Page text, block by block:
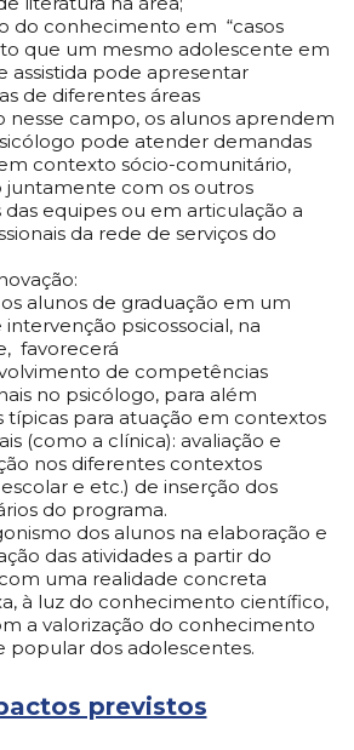
do conhecimento em “casos
que um mesmo adolescente em
assistida pode apresentar
de diferentes áreas
nesse campo, os alunos aprendem
pode atender demandas
contexto sócio-comunitário,
juntamente com os outros
das equipes ou em articulação a
da rede de serviços do
alunos de graduação em um
psicossocial, na
favorecerá
de competências
no psicólogo, para além
típicas para atuação em contextos
(como a clínica): avaliação e
nos diferentes contextos
e etc.) de inserção dos
do programa.
dos alunos na elaboração e
das atividades a partir do
uma realidade concreta
à luz do conhecimento científico,
a valorização do conhecimento
popular dos adolescentes.
previstos